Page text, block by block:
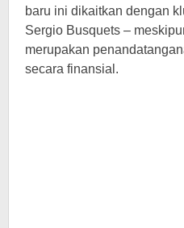
baru ini dikaitkan dengan
Sergio Busquets –
merupakan
secara finansial.